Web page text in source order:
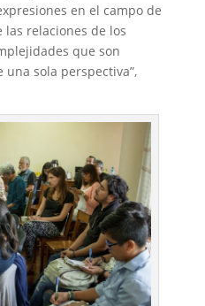
en el campo de
las relaciones de los
que son
sola perspectiva”,